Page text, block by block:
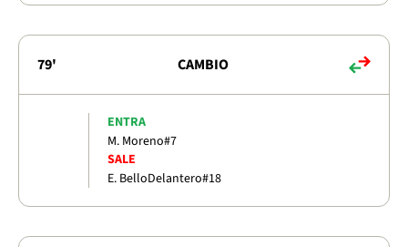
79' CAMBIO
ENTRA
M. Moreno#7
SALE
E. BelloDelantero#18